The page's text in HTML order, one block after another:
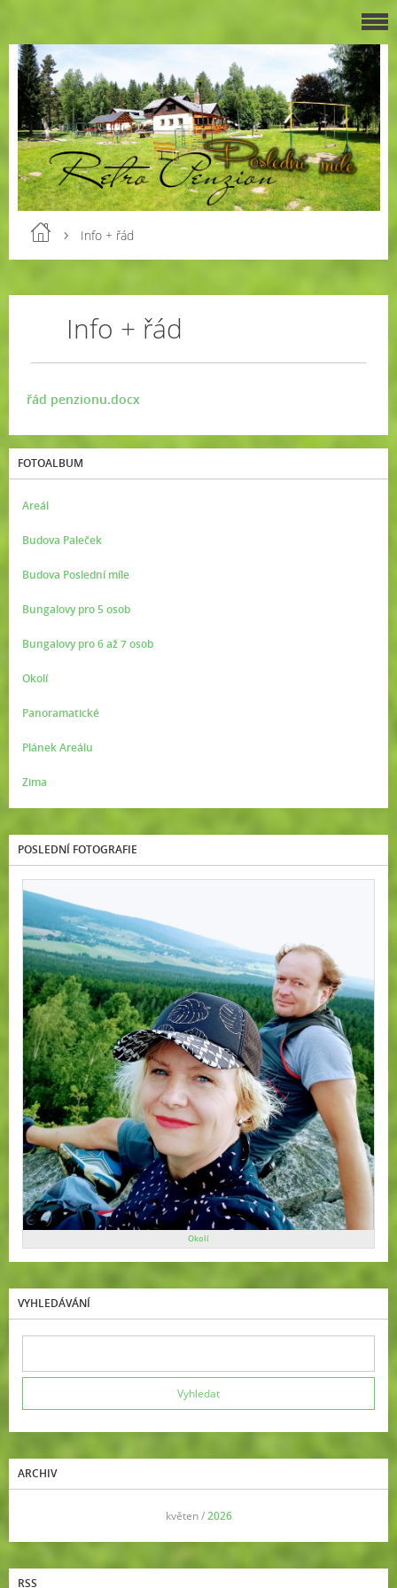
Info + řád
Info + řád
řád penzionu.docx
FOTOALBUM
Areál
Budova Paleček
Budova Poslední míle
Bungalovy pro 5 osob
Bungalovy pro 6 až 7 osob
Okolí
Panoramatické
Plánek Areálu
Zima
POSLEDNÍ FOTOGRAFIE
Okolí
VYHLEDÁVÁNÍ
ARCHIV
květen /2026
RSS